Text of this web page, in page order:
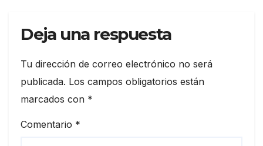
Deja una respuesta
Tu dirección de correo electrónico no será
publicada. Los campos obligatorios están
marcados con *
Comentario *